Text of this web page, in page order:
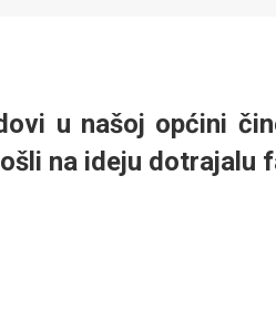
u našoj općini
na ideju dotrajalu